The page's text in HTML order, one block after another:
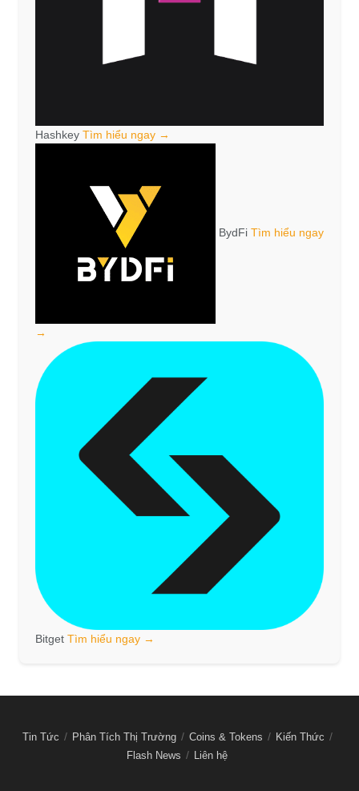
Hashkey Tìm hiểu ngay →
BydFi Tìm hiểu ngay
→
Bitget Tìm hiểu ngay →
Tin Tức Phân Tích Thị Trường Coins & Tokens
Kiến Thức
Flash News
Liên hệ